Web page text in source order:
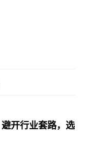
开行业套路，选